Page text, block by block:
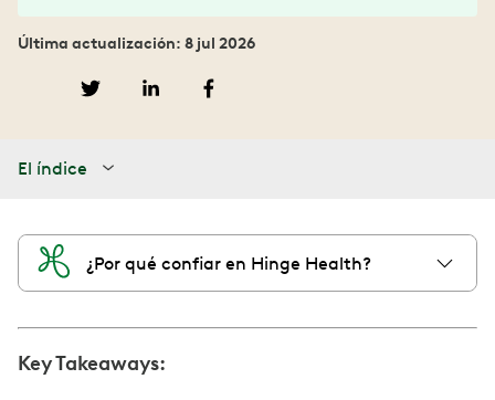
Última actualización: 8 jul 2026
El índice
¿Por qué confiar en Hinge Health?
Key Takeaways: